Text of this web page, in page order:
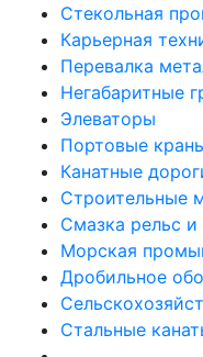
Стекольная
Карьерная
Перевалка
Негабаритные
Элеваторы
Портовые
Канатные
Строительные
Смазка рельс
Морская
Дробильное
Стальные